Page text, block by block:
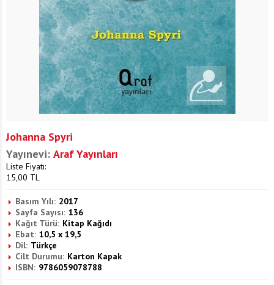
Johanna Spyri
Yayınevi: Araf Yayınları
Liste Fiyatı:
15,00 TL
Basım Yılı: 2017
Sayfa Sayısı: 136
Kağıt Türü: Kitap Kağıdı
Ebat: 10,5 x 19,5
Dil: Türkçe
Cilt Durumu: Karton Kapak
ISBN: 9786059078788